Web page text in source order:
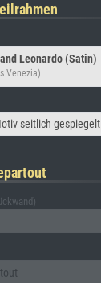
Leonardo (Satin)
Venezia)
seitlich gespiegelt